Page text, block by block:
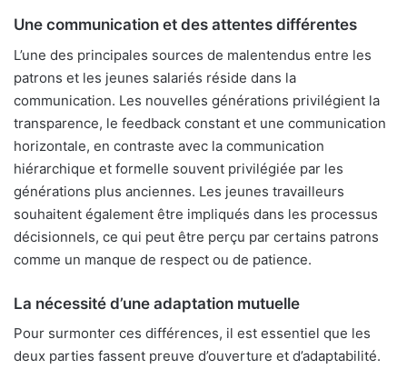
Une communication et des attentes différentes
L’une des principales sources de malentendus entre les
patrons et les jeunes salariés réside dans la
communication. Les nouvelles générations privilégient la
transparence, le feedback constant et une communication
horizontale, en contraste avec la communication
hiérarchique et formelle souvent privilégiée par les
générations plus anciennes. Les jeunes travailleurs
souhaitent également être impliqués dans les processus
décisionnels, ce qui peut être perçu par certains patrons
comme un manque de respect ou de patience.
La nécessité d’une adaptation mutuelle
Pour surmonter ces différences, il est essentiel que les
deux parties fassent preuve d’ouverture et d’adaptabilité.